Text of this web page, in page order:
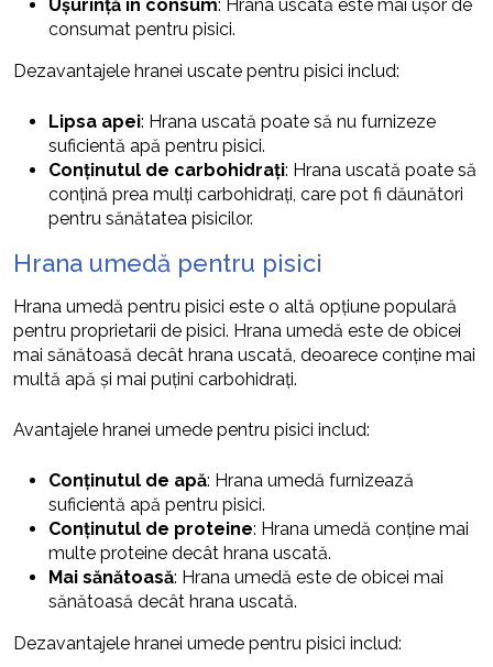
Ușurință în consum: Hrana uscată este mai ușor de
consumat pentru pisici.
Dezavantajele hranei uscate pentru pisici includ:
Lipsa apei: Hrana uscată poate să nu furnizeze
suficientă apă pentru pisici.
Conținutul de carbohidrați: Hrana uscată poate să
conțină prea mulți carbohidrați, care pot fi dăunători
pentru sănătatea pisicilor.
Hrana umedă pentru pisici
Hrana umedă pentru pisici este o altă opțiune populară
pentru proprietarii de pisici. Hrana umedă este de obicei
mai sănătoasă decât hrana uscată, deoarece conține mai
multă apă și mai puțini carbohidrați.
Avantajele hranei umede pentru pisici includ:
Conținutul de apă: Hrana umedă furnizează
suficientă apă pentru pisici.
Conținutul de proteine: Hrana umedă conține mai
multe proteine decât hrana uscată.
Mai sănătoasă: Hrana umedă este de obicei mai
sănătoasă decât hrana uscată.
Dezavantajele hranei umede pentru pisici includ: